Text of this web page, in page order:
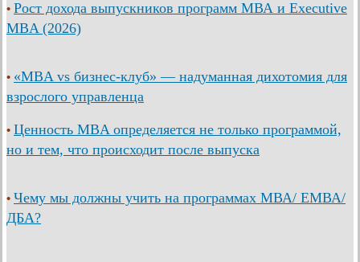
• Рост дохода выпускников программ МВА и Executive
MBA (2026)
• «MBA vs бизнес-клуб» — надуманная дихотомия для
взрослого управленца
• Ценность MBA определяется не только программой,
но и тем, что происходит после выпуска
• Чему мы должны учить на программах МВА/ ЕМВА/
ДБА?